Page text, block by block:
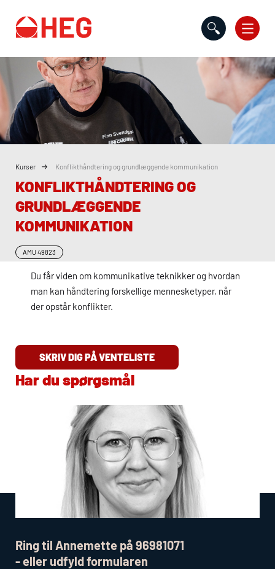
Kurser Konflikthåndtering og grundlæggende kommunikation
KONFLIKTHÅNDTERING OG
GRUNDLÆGGENDE
KOMMUNIKATION
AMU49823
Du får viden om kommunikative teknikker og hvordan
man kan håndtering forskellige mennesketyper, når
der opstår konflikter.
SKRIV DIG PÅ VENTELISTE
Har du spørgsmål
Ring til Annemette på 96981071
- eller udfyld formularen